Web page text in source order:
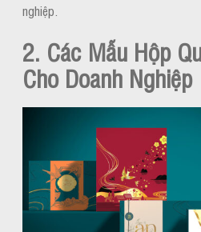
nghiệp.
2. Các Mẫu Hộp
Cho Doanh Nghiệp